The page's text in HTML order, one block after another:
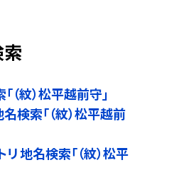
索
（紋）松平越前守」
検索「（紋）松平越前
地名検索「（紋）松平